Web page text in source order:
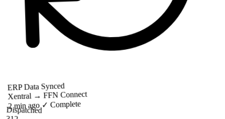
ERP Data Synced
Xentral → FFN Connect
2 min ago ✓ Complete
Dispatched